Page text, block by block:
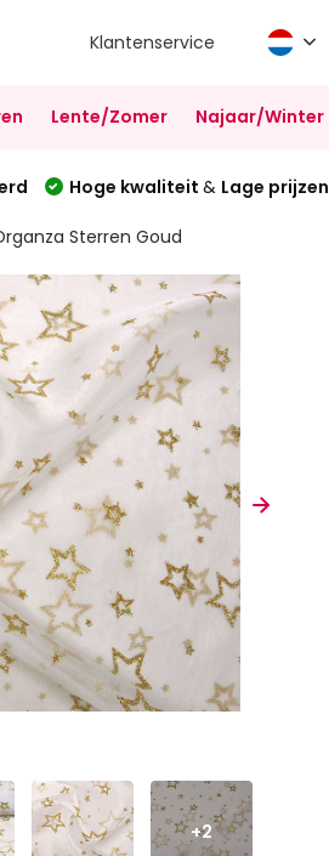
Klantenservice
Lente/Zomer Najaar/Winter
Hoge kwaliteit & Lage prijzen
Sterren Goud
+2